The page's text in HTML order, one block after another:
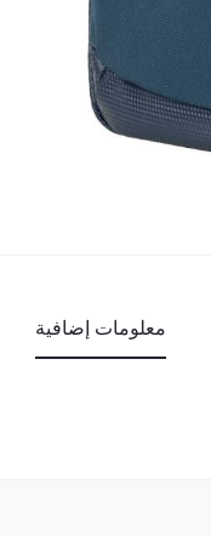
معلومات إضافية